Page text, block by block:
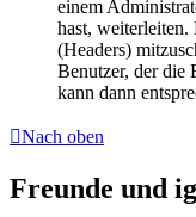
einem
hast,
(Headers)
Benutzer, der die
kann dann
Nach oben
Freunde und